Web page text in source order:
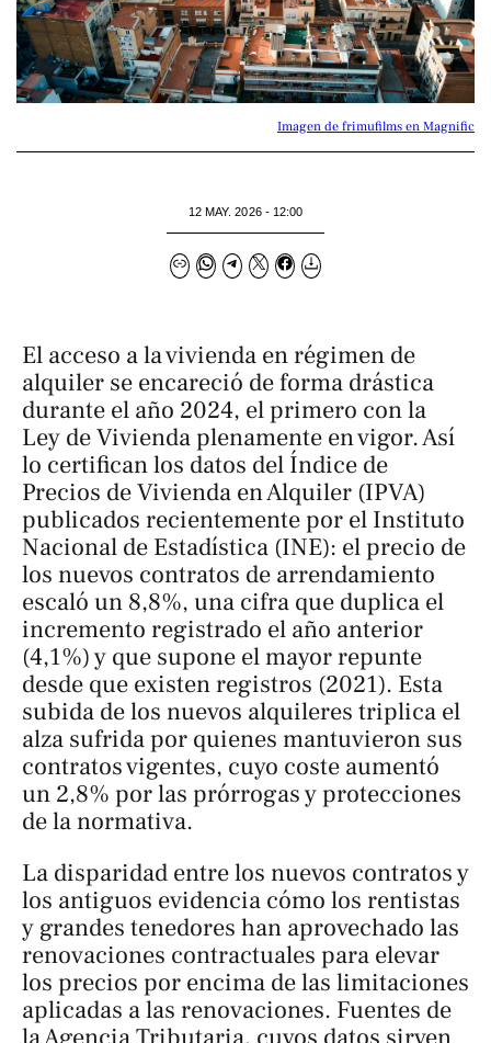
Imagen de frimufilms en Magnific
12 MAY. 2026 - 12:00
El acceso a la vivienda en régimen de
alquiler se encareció de forma drástica
durante el año 2024, el primero con la
Ley de Vivienda plenamente en vigor. Así
lo certifican los datos del Índice de
Precios de Vivienda en Alquiler (IPVA)
publicados recientemente por el Instituto
Nacional de Estadística (INE): el precio de
los nuevos contratos de arrendamiento
escaló un 8,8%, una cifra que duplica el
incremento registrado el año anterior
(4,1%) y que supone el mayor repunte
desde que existen registros (2021). Esta
subida de los nuevos alquileres triplica el
alza sufrida por quienes mantuvieron sus
contratos vigentes, cuyo coste aumentó
un 2,8% por las prórrogas y protecciones
de la normativa.
La disparidad entre los nuevos contratos y
los antiguos evidencia cómo los rentistas
y grandes tenedores han aprovechado las
renovaciones contractuales para elevar
los precios por encima de las limitaciones
aplicadas a las renovaciones. Fuentes de